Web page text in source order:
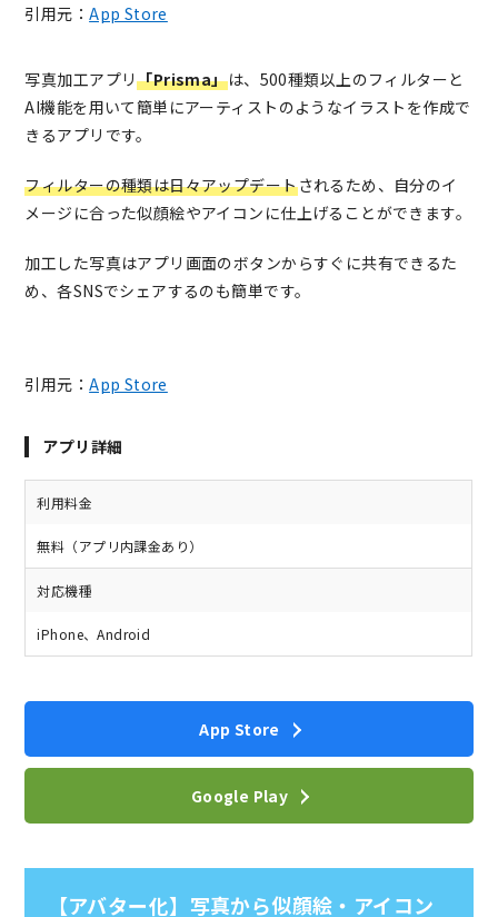
引用元：App Store
写真加工アプリ「Prisma」は、500種類以上のフィルターと
AI機能を用いて簡単にアーティストのようなイラストを作成で
きるアプリです。
フィルターの種類は日々アップデートされるため、自分のイ
メージに合った似顔絵やアイコンに仕上げることができます。
加工した写真はアプリ画面のボタンからすぐに共有できるた
め、各SNSでシェアするのも簡単です。
引用元：App Store
アプリ詳細
利用料金
無料（アプリ内課金あり）
対応機種
iPhone、Android
App Store
Google Play
【アバター化】写真から似顔絵・アイコン